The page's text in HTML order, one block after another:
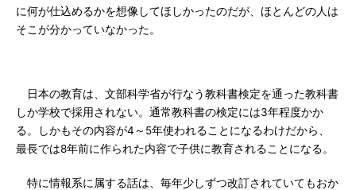
に何が仕込めるかを想像してほしかったのだが、ほとんどの人は
そこが分かっていなかった。
日本の教育は、文部科学省が行なう教科書検定を通った教科書
しか学校で採用されない。通常教科書の検定には3年程度かか
る。しかもその内容が4～5年使われることになるわけだから、
最長では8年前に作られた内容で子供に教育されることになる。
特に情報系に属する話は、毎年少しずつ改訂されていてもおか